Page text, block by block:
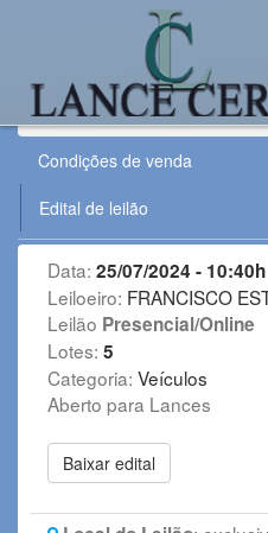
Leilão:250724SUC
Condições de venda
Edital de leilão
Data: 25/07/2024 - 10:40h
Leiloeiro: FRANCISCO
Leilão Presencial/Online
Lotes: 5
Categoria: Veículos
Aberto para Lances
Baixar edital